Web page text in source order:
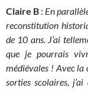
Claire B : En
reconstitution
de 10 ans. J’ai
que je pourrais
médiévales ! Avec la
sorties scolaires,